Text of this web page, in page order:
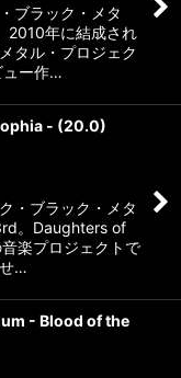
ブラック・メタ
2010年に結成され
タル・プロジェク
ュー作…
- (20.0)
・ブラック・メタ
。Daughters of
楽プロジェクトで
…
- Blood of the